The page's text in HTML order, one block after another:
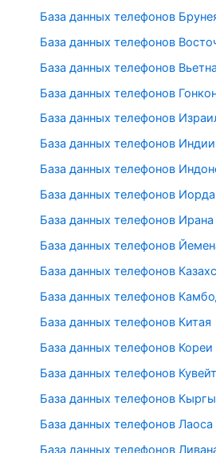
База данных телефонов
База данных телефонов
База данных телефонов
База данных телефонов
База данных телефонов
База данных телефонов Индии
База данных телефонов
База данных телефонов
База данных телефонов Ирана
База данных телефонов
База данных телефонов
База данных телефонов
База данных телефонов Китая
База данных телефонов Кореи
База данных телефонов
База данных телефонов
База данных телефонов Лаоса
База данных телефонов